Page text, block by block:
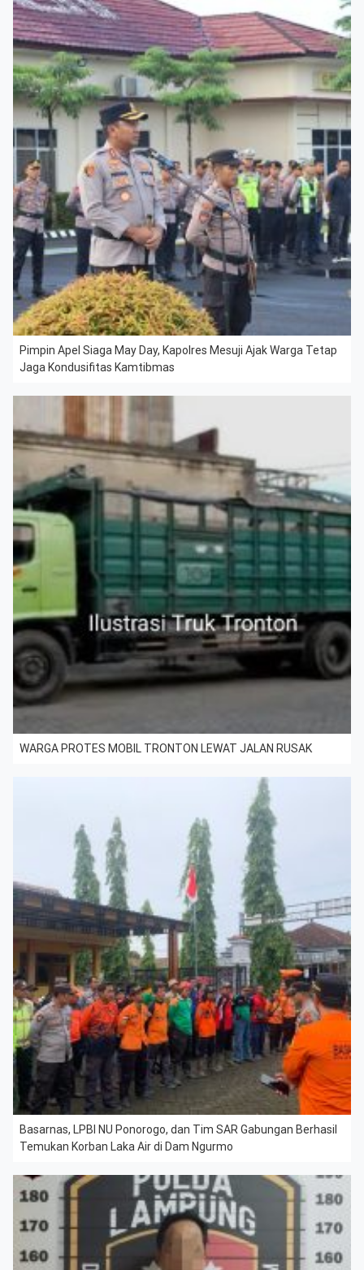
Pimpin Apel Siaga May Day, Kapolres Mesuji Ajak Warga Tetap
Jaga Kondusifitas Kamtibmas
WARGA PROTES MOBIL TRONTON LEWAT JALAN RUSAK
Basarnas, LPBI NU Ponorogo, dan Tim SAR Gabungan Berhasil
Temukan Korban Laka Air di Dam Ngurmo